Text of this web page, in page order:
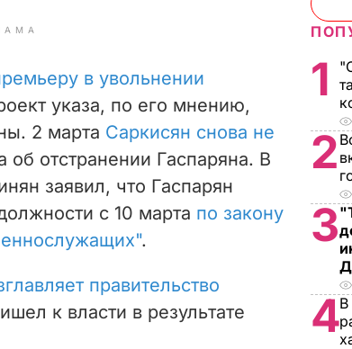
в увольнении
указа, по его мнению,
2 марта Саркисян снова не
об отстранении Гаспаряна. В
заявил, что Гаспарян
с 10 марта по закону
.
правительство
к власти в результате
1
2
3
4В